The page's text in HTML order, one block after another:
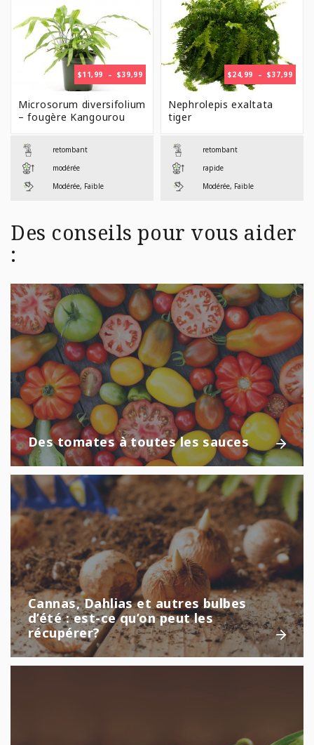
$11,99 – $39,99PLAGE
DE
$11,99
Microsorum diversifolium
– fougère Kangourou
retombant
modérée
Modérée, Faible
$24,99 – $37,99
DE
Nephrolepis exaltata
tiger
retombant
rapide
Modérée, Faible
Des conseils pour vous aider
:
Des tomates à toutes les sauces
Cannas, Dahlias et autres bulbes
d’été : est-ce qu’on peut les
récupérer?